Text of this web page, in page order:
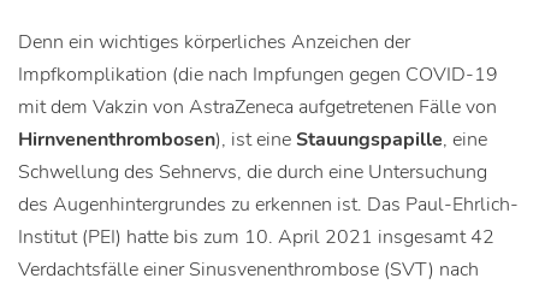
Denn ein wichtiges körperliches Anzeichen der
Impfkomplikation (die nach Impfungen gegen COVID-19
mit dem Vakzin von AstraZeneca aufgetretenen Fälle von
Hirnvenenthrombosen), ist eineStauungspapille, eine
Schwellung des Sehnervs, die durch eine Untersuchung
des Augenhintergrundes zu erkennen ist. Das Paul-Ehrlich-
Institut (PEI) hatte bis zum 10. April 2021 insgesamt 42
Verdachtsfälle einer Sinusvenenthrombose (SVT) nach